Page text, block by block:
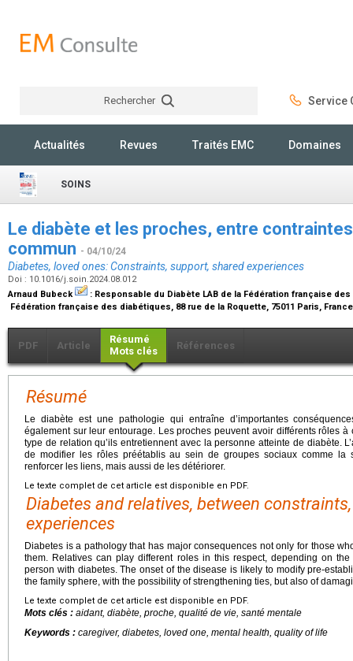
Rechercher Service
Actualités Revues Traités EMC Domaines
SOINS
Le diabète et les proches, entre
commun - 04/10/24
Diabetes, loved ones: Constraints, support, shared experiences
Doi : 10.1016/j.soin.2024.08.012
Arnaud Bubeck
: Responsable du Diabète LAB de la Fédération française
Fédération française des diabétiques, 88 rue de la Roquette, 75011 Paris,
PDF Article
Résumé
Mots clés
Références
Résumé
Le diabète est une pathologie qui entraîne d’importantes
également sur leur entourage. Les proches peuvent avoir différents rôles
type de relation qu’ils entretiennent avec la personne atteinte de diabète.
de modifier les rôles préétablis au sein de groupes sociaux comme la
renforcer les liens, mais aussi de les détériorer.
Le texte complet de cet article est disponible en PDF.
Diabetes and relatives, between
experiences
Diabetes is a pathology that has major consequences not only for those
them. Relatives can play different roles in this respect, depending on
person with diabetes. The onset of the disease is likely to modify pre-
the family sphere, with the possibility of strengthening ties, but also of
Le texte complet de cet article est disponible en PDF.
Mots clés : aidant, diabète, proche, qualité de vie, santé mentale
Keywords : caregiver, diabetes, loved one, mental health, quality of life